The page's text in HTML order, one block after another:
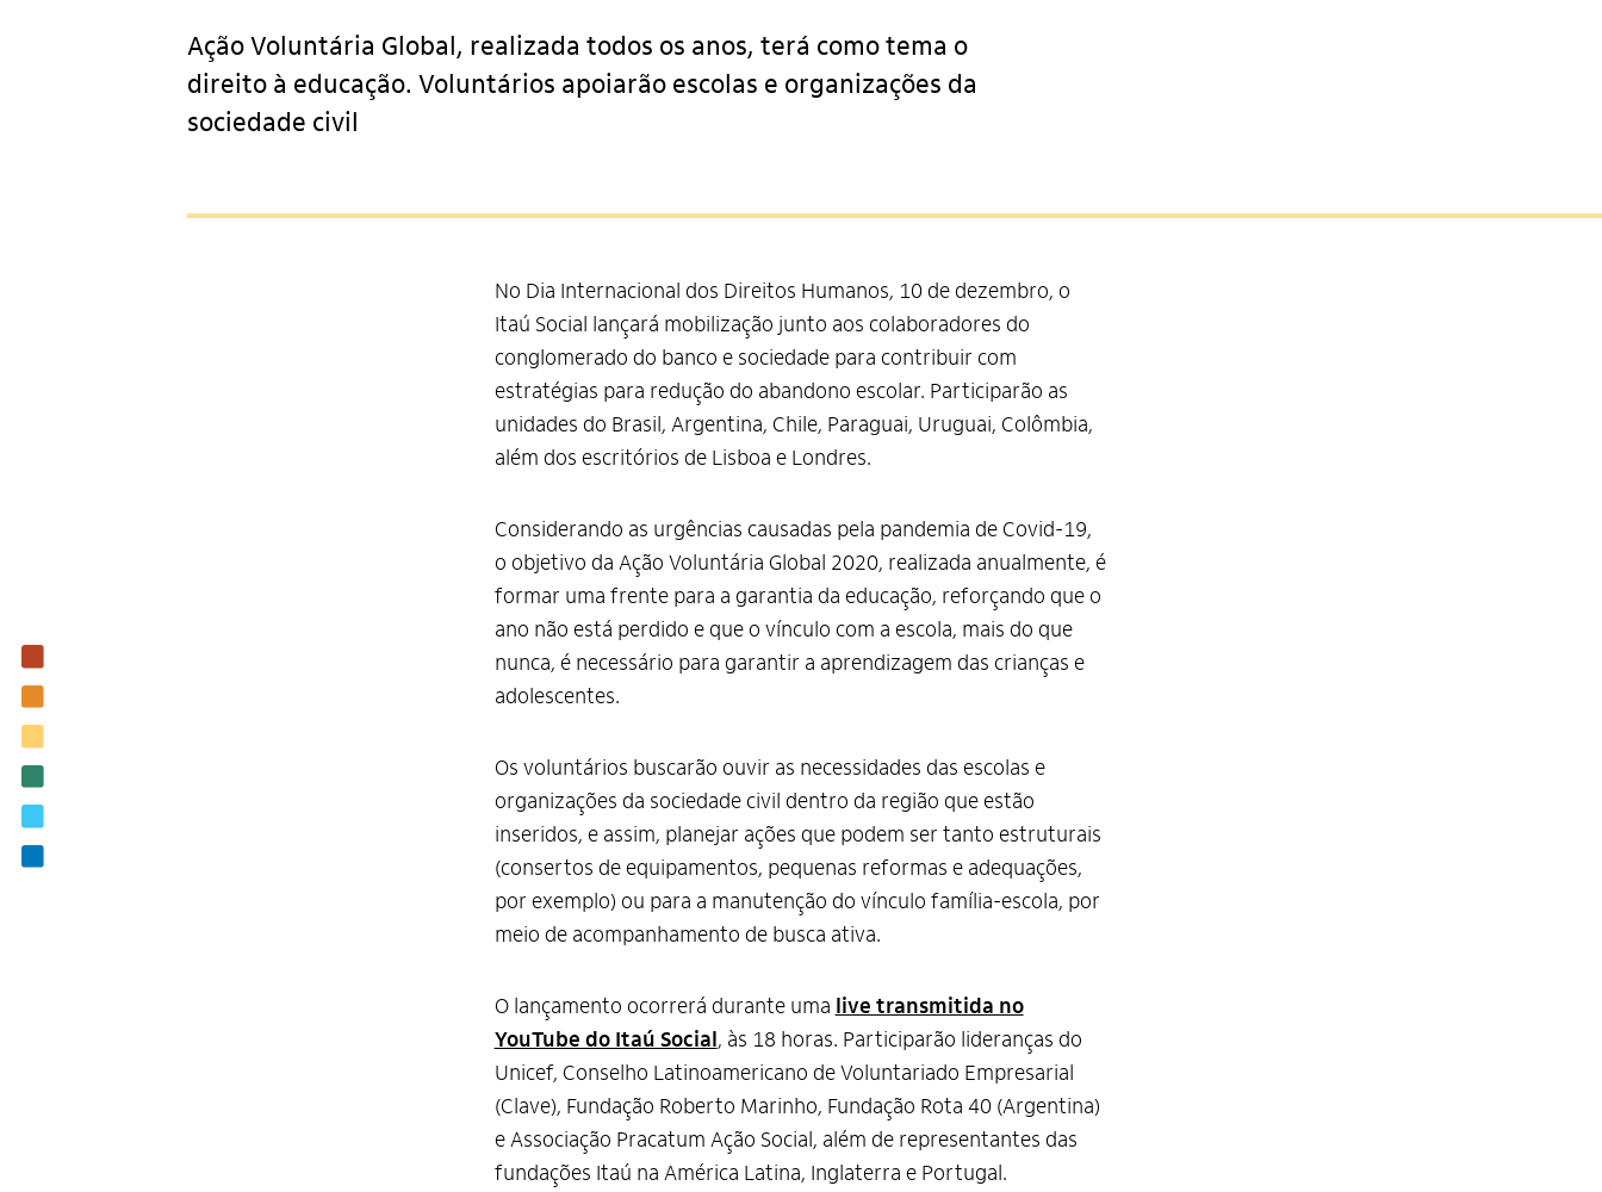
Ação Voluntária Global, realizada todos os anos, terá como tema o
direito à educação. Voluntários apoiarão escolas e organizações da
sociedade civil
No Dia Internacional dos Direitos Humanos, 10 de dezembro, o
Itaú Social lançará mobilização junto aos colaboradores do
conglomerado do banco e sociedade para contribuir com
estratégias para redução do abandono escolar. Participarão as
unidades do Brasil, Argentina, Chile, Paraguai, Uruguai, Colômbia,
além dos escritórios de Lisboa e Londres.
Considerando as urgências causadas pela pandemia de Covid-19,
o objetivo da Ação Voluntária Global 2020, realizada anualmente, é
formar uma frente para a garantia da educação, reforçando que o
ano não está perdido e que o vínculo com a escola, mais do que
nunca, é necessário para garantir a aprendizagem das crianças e
adolescentes.
Os voluntários buscarão ouvir as necessidades das escolas e
organizações da sociedade civil dentro da região que estão
inseridos, e assim, planejar ações que podem ser tanto estruturais
(consertos de equipamentos, pequenas reformas e adequações,
por exemplo) ou para a manutenção do vínculo família-escola, por
meio de acompanhamento de busca ativa.
O lançamento ocorrerá durante uma live transmitida no
YouTube do Itaú Social, às 18 horas. Participarão lideranças do
Unicef, Conselho Latinoamericano de Voluntariado Empresarial
(Clave), Fundação Roberto Marinho, Fundação Rota 40 (Argentina)
e Associação Pracatum Ação Social, além de representantes das
fundações Itaú na América Latina, Inglaterra e Portugal.